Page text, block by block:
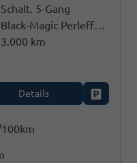
Schalt. 5-Gang
Black-Magic Perleffekt
3.000 km
Details